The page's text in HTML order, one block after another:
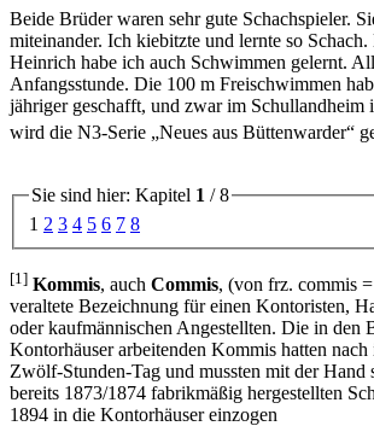
Beide Brüder waren sehr gute Schachspieler.
miteinander. Ich kiebitzte und lernte so
Heinrich habe ich auch Schwimmen gelernt.
Anfangsstunde. Die 100 m Freischwimmen
jähriger geschafft, und zwar im Schullandheim
wird die N3-Serie
Neues aus Büttenwarder
Sie sind hier: Kapitel 1 / 8
1 2 3 4 5 6 7 8
[1] Kommis, auch Commis, (von frz. commis
veraltete Bezeichnung für einen Kontoristen,
oder kaufmännischen Angestellten. Die in den
Kontorhäuser arbeitenden Kommis hatten
Zwölf-Stunden-Tag und mussten mit der Hand
bereits 1873/1874 fabrikmäßig hergestellten
1894 in die Kontorhäuser einzogen